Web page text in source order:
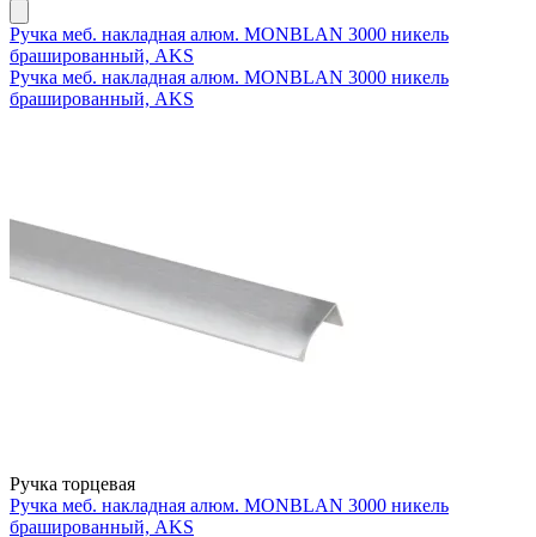
Ручка меб. накладная алюм. MONBLAN 3000 никель
брашированный, AKS
Ручка меб. накладная алюм. MONBLAN 3000 никель
брашированный, AKS
Ручка торцевая
Ручка меб. накладная алюм. MONBLAN 3000 никель
брашированный, AKS